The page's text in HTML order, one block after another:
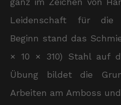
Leidenschaft für die
Beginn stand das
× 10 × 310) Stahl auf
Übung bildet die
Arbeiten am Amboss